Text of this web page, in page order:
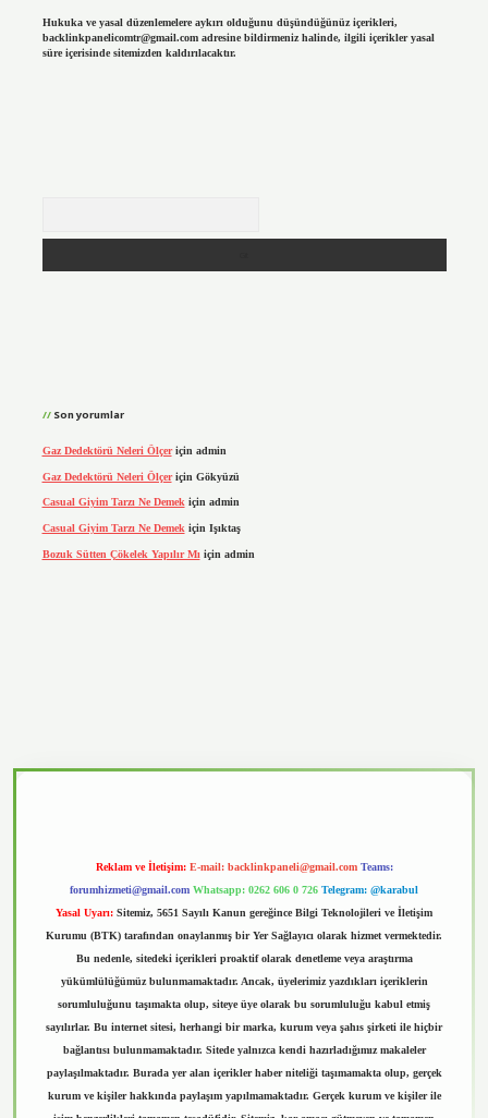
Hukuka ve yasal düzenlemelere aykırı olduğunu düşündüğünüz içerikleri,
backlinkpanelicomtr@gmail.comadresine bildirmeniz halinde, ilgili içerikler yasal
süre içerisinde sitemizden kaldırılacaktır.
Son yorumlar
Gaz Dedektörü Neleri Ölçeriçin admin
Gaz Dedektörü Neleri Ölçeriçin Gökyüzü
Casual Giyim Tarzı Ne Demekiçin admin
Casual Giyim Tarzı Ne Demek için Işıktaş
Bozuk Sütten Çökelek Yapılır Mı için admin
Reklam ve İletişim: E-mail: backlinkpaneli@gmail.com Teams:
forumhizmeti@gmail.com Whatsapp: 0262 606 0 726 Telegram: @karabul
Yasal Uyarı: Sitemiz, 5651 Sayılı Kanun gereğince Bilgi Teknolojileri ve İletişim
Kurumu (BTK) tarafından onaylanmış bir Yer Sağlayıcı olarak hizmet vermektedir.
Bu nedenle, sitedeki içerikleri proaktif olarak denetleme veya araştırma
yükümlülüğümüz bulunmamaktadır. Ancak, üyelerimiz yazdıkları içeriklerin
sorumluluğunu taşımakta olup, siteye üye olarak bu sorumluluğu kabul etmiş
sayılırlar. Bu internet sitesi, herhangi bir marka, kurum veya şahıs şirketi ile hiçbir
bağlantısı bulunmamaktadır. Sitede yalnızca kendi hazırladığımız makaleler
paylaşılmaktadır. Burada yer alan içerikler haber niteliği taşımamakta olup, gerçek
kurum ve kişiler hakkında paylaşım yapılmamaktadır. Gerçek kurum ve kişiler ile